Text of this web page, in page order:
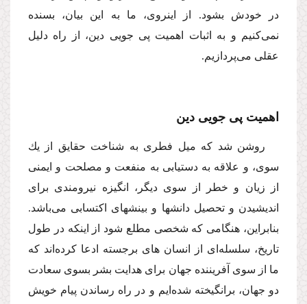
در خودش بشود. از اینروى، ما به این بیان، بسنده
نمى‌كنیم و به اثبات اهمیت پى جویى دین، از راه دلیل
عقلى مى‌پردازیم.
اهمیت پى جویى دین
روشن شد كه میل فطرى به شناخت حقایق از یك
سوى، و علاقه به دستیابى به منفعت و مصلحت و ایمنى
از زیان و خطر از سوى دیگر، انگیزه نیرومندى براى
اندیشیدن و تحصیل دانشها و بینشهاى اكتسابى مى‌باشد.
بنابراین، هنگامى كه شخصى مطلع شود از اینكه در طول
تاریخ، سلسله‌اى از انسان هاى برجسته ادعا كرده‌اند كه
ما از سوى آفریننده جهان براى هدایت بشر بسوى سعادت
دو جهان، برانگیخته شده‌ایم و در راه رساندن پیام خویش